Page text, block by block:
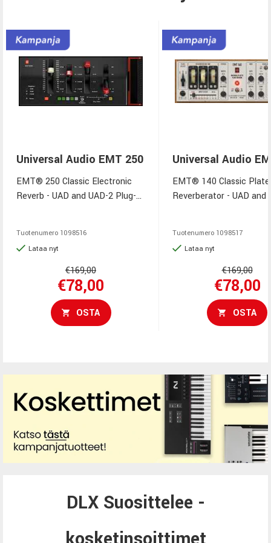
Universal Audio EMT 250
EMT® 250 Classic Electronic
Reverb - UAD and UAD-2 Plug-
Tuotenumero 1098516
Lataa nyt
€169,00
€78,00
OSTA
Universal Audio
EMT® 140 Classic Plate
Reverberator - UAD and
Tuotenumero 1098517
Lataa nyt
€169,00
€78,00
OSTA
DLX Suosittelee -